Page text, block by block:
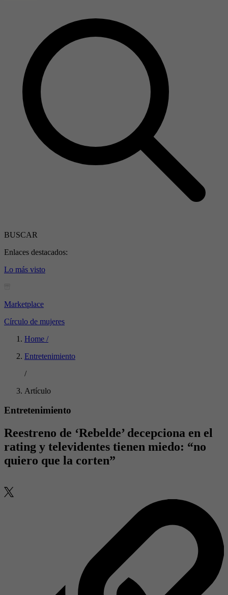
BUSCAR
Enlaces destacados:
Lo más visto
Marketplace
Círculo de mujeres
Home /
Entretenimiento
/
Artículo
Entretenimiento
Reestreno de ‘Rebelde’ decepciona en el
rating y televidentes tienen miedo: “no
quiero que la corten”